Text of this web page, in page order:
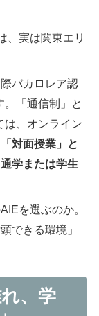
、実は関東エリ
バカロレア認
「通信制」と
は、オンライン
「対面授業」と
学または学生
を選ぶのか。
できる環境」
、学